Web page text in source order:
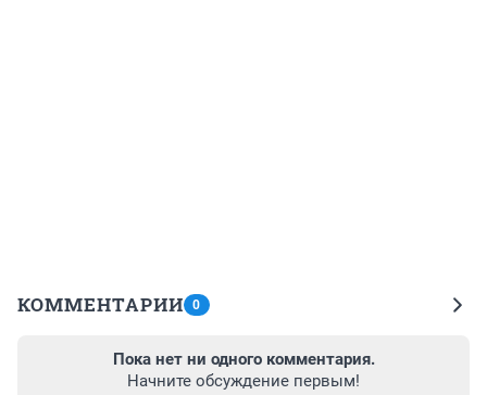
КОММЕНТАРИИ 0
Пока нет ни одного комментария.
Начните обсуждение первым!